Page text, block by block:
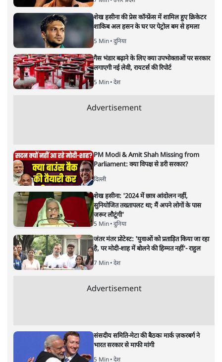
अगली खबर लोड हो रही है...
ताजा खबरें
विज्ञापनों पर उड़ाने में मोदी 3.0 को भी पीछे छोड़ा
शाकिब अल हसन के घर पर पेट्रोल बम से हमला
5 Min•दुनिया
गैस भंडार बढ़ाने के लिए क्या उपभोक्ताओं पर सरकार
लगाएगी नई लेवी, रायटर्स की रिपोर्ट
5 Min•देश
Advertisement
Parliament: क्या विपक्ष से डरी सरकार?
सुनियोजित तख्तापलट था; मैं अपने लोगों के पास
जरूर लौटूंगी'
5 Min•दुनिया